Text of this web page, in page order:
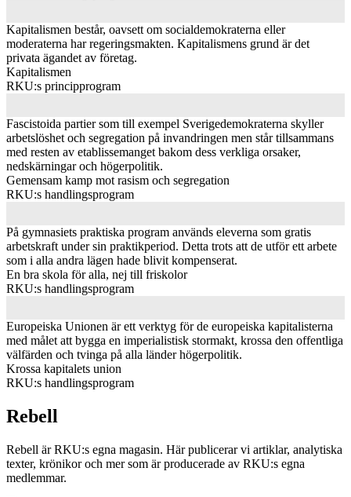
Kapitalismen består, oavsett om socialdemokraterna eller
moderaterna har regeringsmakten. Kapitalismens grund är det
privata ägandet av företag.
Kapitalismen
RKU:s principprogram
Fascistoida partier som till exempel Sverigedemokraterna skyller
arbetslöshet och segregation på invandringen men står tillsammans
med resten av etablissemanget bakom dess verkliga orsaker,
nedskärningar och högerpolitik.
Gemensam kamp mot rasism och segregation
RKU:s handlingsprogram
På gymnasiets praktiska program används eleverna som gratis
arbetskraft under sin praktikperiod. Detta trots att de utför ett arbete
som i alla andra lägen hade blivit kompenserat.
En bra skola för alla, nej till friskolor
RKU:s handlingsprogram
Europeiska Unionen är ett verktyg för de europeiska kapitalisterna
med målet att bygga en imperialistisk stormakt, krossa den offentliga
välfärden och tvinga på alla länder högerpolitik.
Krossa kapitalets union
RKU:s handlingsprogram
Rebell
Rebell är RKU:s egna magasin. Här publicerar vi artiklar, analytiska
texter, krönikor och mer som är producerade av RKU:s egna
medlemmar.